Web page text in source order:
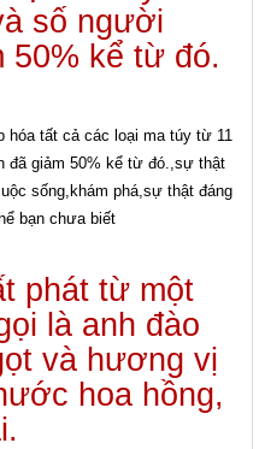
số người
50% kể từ đó.
phát từ một
là anh đào
và hương vị
hoa hồng,